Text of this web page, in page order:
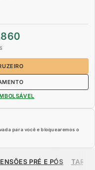
para você e bloquearemos o
PRÉ E PÓS